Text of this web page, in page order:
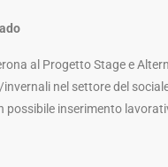
al Progetto Stage e
nel settore del
possibile inserimento